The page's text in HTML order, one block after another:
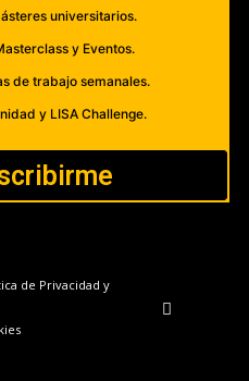
universitarios.
y Eventos.
de trabajo semanales.
y LISA Challenge.
de Privacidad y